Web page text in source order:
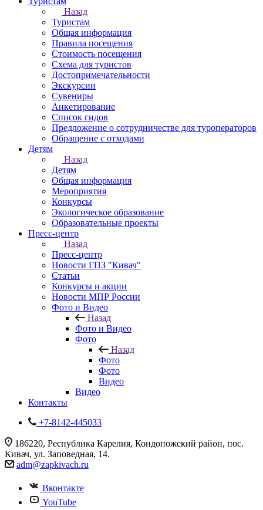
Назад
Туристам
Общая информация
Правила посещения
Стоимость посещения
Схема для туристов
Достопримечательности
Экскурсии
Сувениры
Анкетирование
Список гидов
Предложение о сотрудничестве для туроператоров
Обращение с отходами
Детям
Назад
Детям
Общая информация
Мероприятия
Конкурсы
Экологическое образование
Образовательные проекты
Пресс-центр
Назад
Пресс-центр
Новости ГПЗ "Кивач"
Статьи
Конкурсы и акции
Новости МПР России
Фото и Видео
Назад
Фото и Видео
Фото
Назад
Фото
Фото
Видео
Видео
Контакты
+7-8142-445033
186220, Республика Карелия, Кондопожский район, пос.
Кивач, ул. Заповедная, 14.
adm@zapkivach.ru
Вконтакте
YouTube